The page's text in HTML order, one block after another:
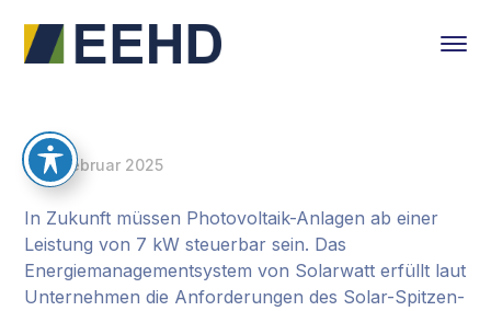
6. Februar 2025
In Zukunft müssen Photovoltaik-Anlagen ab einer
Leistung von 7 kW steuerbar sein. Das
Energiemanagementsystem von Solarwatt erfüllt laut
Unternehmen die Anforderungen des Solar-Spitzen-